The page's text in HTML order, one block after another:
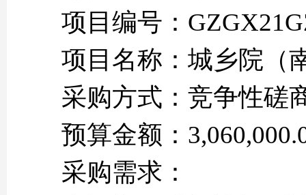
项目编号：
项目名称：城乡院（
采购方式：竞争性磋
预算金额：
采购需求：